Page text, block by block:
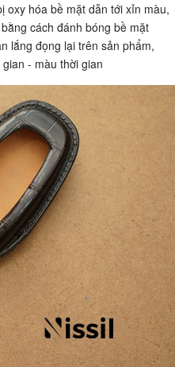
oxy hóa bề mặt dẫn tới xỉn màu,
cách đánh bóng bề mặt
lắng đọng lại trên sản phẩm,
- màu thời gian